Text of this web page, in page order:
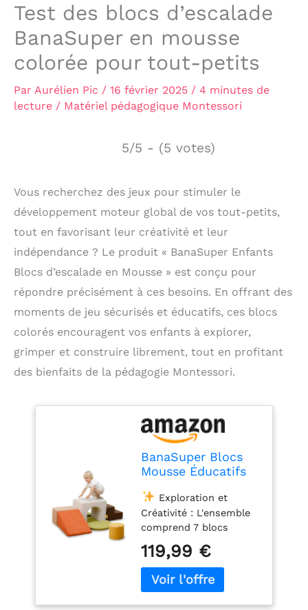
Test des blocs d’escalade
BanaSuper en mousse
colorée pour tout-petits
Par Aurélien Pic / 16 février 2025 / 4 minutes de
lecture / Matériel pédagogique Montessori
5/5 - (5 votes)
Vous recherchez des jeux pour stimuler le
développement moteur global de vos tout-petits,
tout en favorisant leur créativité et leur
indépendance ? Le produit « BanaSuper Enfants
Blocs d’escalade en Mousse » est conçu pour
répondre précisément à ces besoins. En offrant des
moments de jeu sécurisés et éducatifs, ces blocs
colorés encouragent vos enfants à explorer,
grimper et construire librement, tout en profitant
des bienfaits de la pédagogie Montessori.
BanaSuper Blocs
Mousse Éducatifs
de Motricité
Intérieure pour
Enfants | Parcours
Motricité |
Structure
d'escalade
Antidérapante |
Design Lavable &
Exploration et
Créativité : L'ensemble
comprend 7 blocs
pour diverses activités
de jeu telles que
l'escalade, le
119,99 €